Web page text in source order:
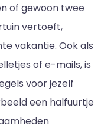
of gewoon twee
vertoeft,
vakantie. Ook als
of e-mails, is
voor jezelf
een halfuurtje